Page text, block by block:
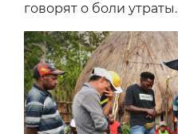
говорят о боли утраты.